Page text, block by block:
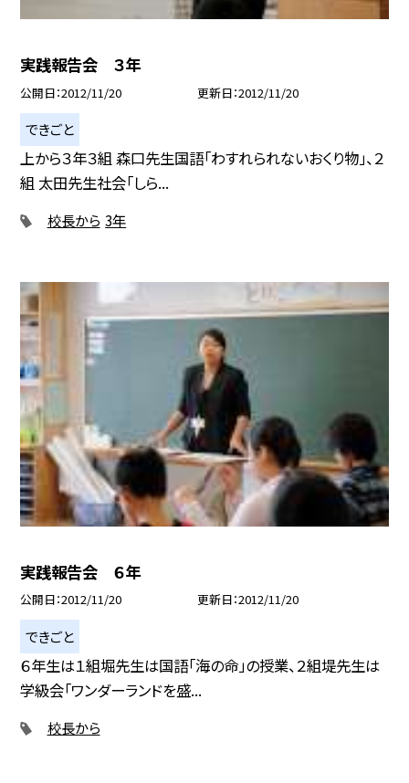
実践報告会 ３年
公開日 2012/11/20 更新日 2012/11/20
できごと
上から３年３組 森口先生国語「わすれられないおくり物」、２
組 太田先生社会「しら...
校長から 3年
実践報告会 ６年
公開日 2012/11/20 更新日 2012/11/20
できごと
６年生は１組堀先生は国語「海の命」の授業、２組堤先生は
学級会「ワンダーランドを盛...
校長から